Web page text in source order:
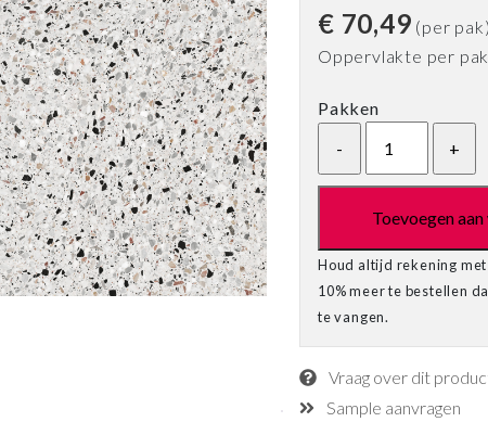
€ 70,49 (per pak)
Oppervlakte per
Pakken
Toevoegen
Houd altijd rekening
10% meer te bestellen
te vangen.
Vraag over dit
Sample aanvragen